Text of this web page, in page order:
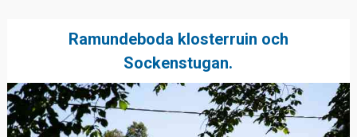
Ramundeboda klosterruin och
Sockenstugan.